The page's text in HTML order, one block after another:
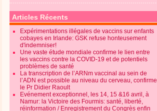
Articles Récents
Expérimentations illégales de vaccins sur enfants
cobayes en Irlande: GSK refuse honteusement
d'indemniser!
Une vaste étude mondiale confirme le lien entre
les vaccins contre la COVID-19 et de potentiels
problèmes de santé
La transcription de l’ARNm vaccinal au sein de
l’ADN est possible au niveau du cerveau, confirme
le Pr Didier Raoult
Evénement exceptionnel, les 14, 15 &16 avril, à
Namur: la Victoire des Fourmis: santé, liberté,
réinformation / Enregistrement du Congrès enfin